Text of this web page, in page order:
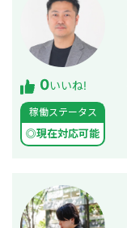
0いいね!
稼働ステータス
◎現在対応可能